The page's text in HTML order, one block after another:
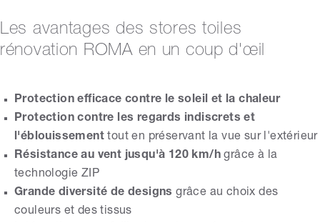
Les avantages des stores toiles
rénovation ROMA en un coup d'œil
Protection efficace contre le soleil et la chaleur
Protection contre les regards indiscrets et
l'éblouissement tout en préservant la vue sur l'extérieur
Résistance au vent jusqu'à 120 km/h grâce à la
technologie ZIP
Grande diversité de designs grâce au choix des
couleurs et des tissus